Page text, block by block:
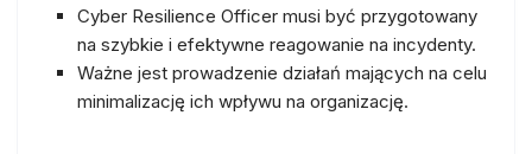
Cyber Resilience Officer musi być przygotowany
na szybkie i efektywne reagowanie na incydenty.
Ważne jest prowadzenie działań mających na celu
minimalizację ich wpływu na organizację.